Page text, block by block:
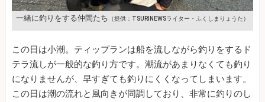
一緒に釣りをする仲間たち （提供：TSURINEWSライター・ふくしまりょうた）
この日は小潮。ティップランは船を流しながら釣りをするド
テラ流しが一般的な釣り方です。潮流があまりなくても釣り
になりませんが、早すぎても釣りにくくなってしまいます。
この日は潮の流れと風向きが同調しており、非常に釣りのし